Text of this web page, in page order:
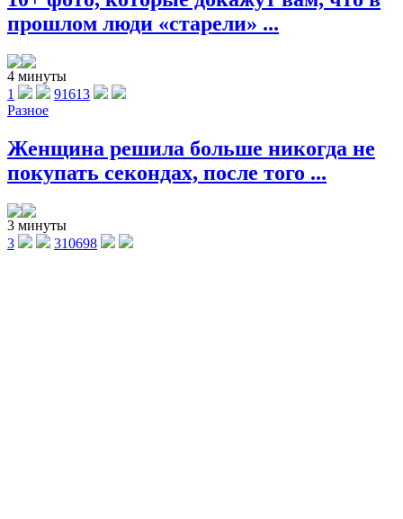
прошлом люди «старели» ...
4 минуты
1
91613
Разное
Женщина решила больше никогда не
покупать секондах, после того ...
3 минуты
3
310698